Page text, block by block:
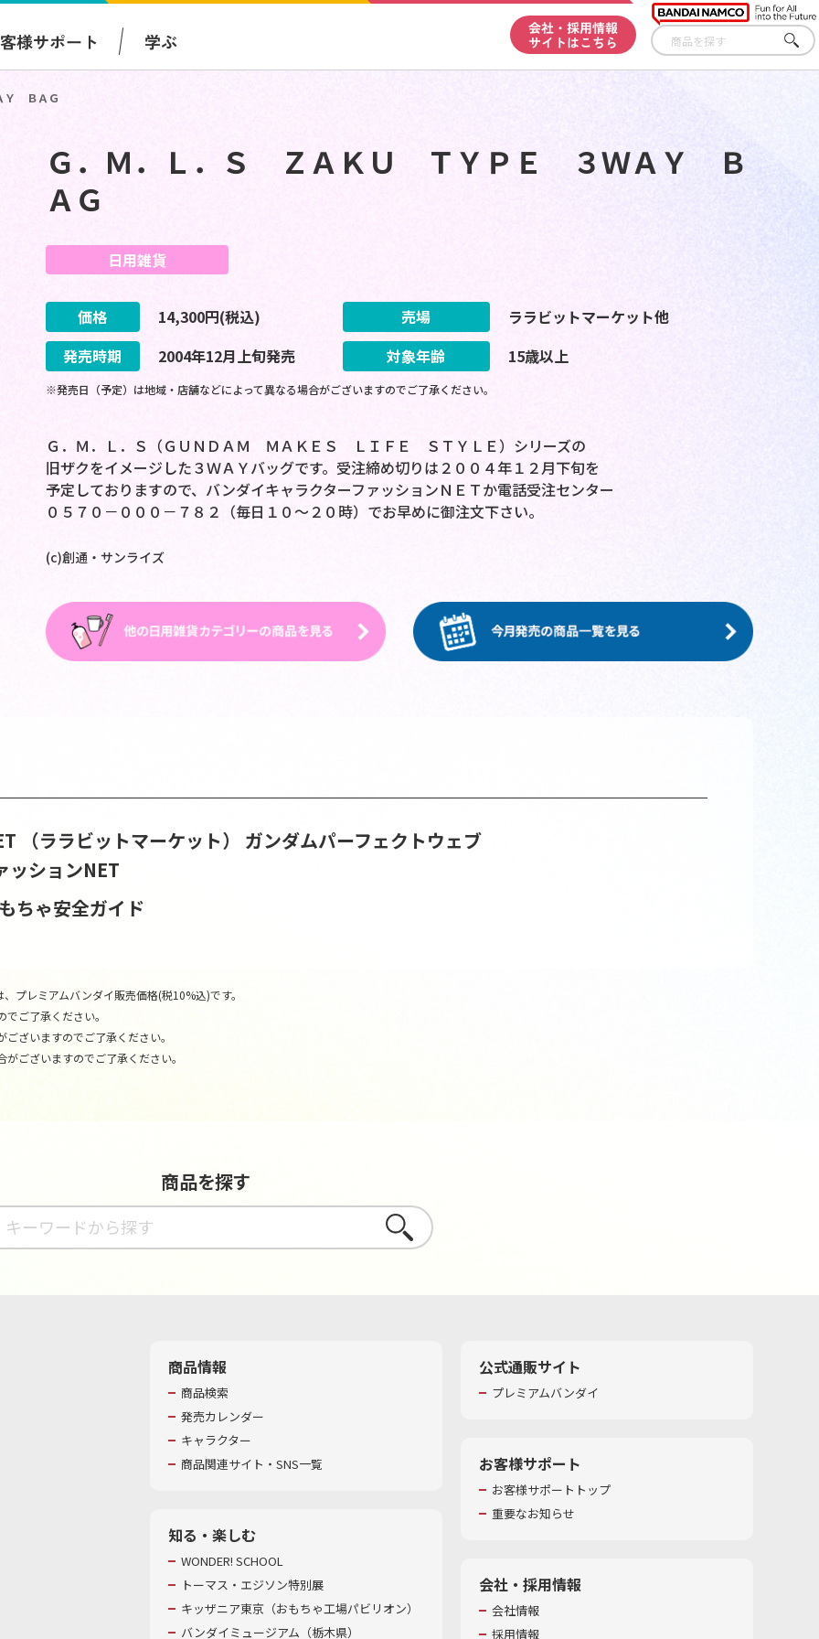
様サポート 学ぶ
会社・採用情報
サイトはこちら
さが
す
Ｙ ＢＡＧ
Ｇ．Ｍ．Ｌ．Ｓ ＺＡＫＵ ＴＹＰＥ ３ＷＡＹ Ｂ
ＡＧ
日用雑貨
価格 14,300円(税込) 売場
ララビットマーケット他
発売時期
2004年12月上旬発売 対象年齢 15歳以上
※発売日（予定）は地域・店舗などによって異なる場合がございますのでご了承ください。
Ｇ．Ｍ．Ｌ．Ｓ（ＧＵＮＤＡＭ ＭＡＫＥＳ ＬＩＦＥ ＳＴＹＬＥ）シリーズの
旧ザクをイメージした３ＷＡＹバッグです。受注締め切りは２００４年１２月下旬を
予定しておりますので、バンダイキャラクターファッションＮＥＴか電話受注センター
０５７０－０００－７８２（毎日１０～２０時）でお早めに御注文下さい。
(c)創通・サンライズ
（ララビットマーケット）
ガンダムパーフェクトウェブ
ッションNET
ちゃ安全ガイド
プレミアムバンダイ販売価格(税10%込)です。
ご了承ください。
ざいますのでご了承ください。
ございますのでご了承ください。
商品を探す
さがす
商品情報
商品検索
発売カレンダー
キャラクター
商品関連サイト・SNS一覧
知る・楽しむ
WONDER! SCHOOL
トーマス・エジソン特別展
キッザニア東京（おもちゃ工場パビリオン）​
バンダイミュージアム（栃木県）
公式通販サイト
プレミアムバンダイ
お客様サポート
お客様サポートトップ
重要なお知らせ
会社・採用情報
会社情報
採用情報